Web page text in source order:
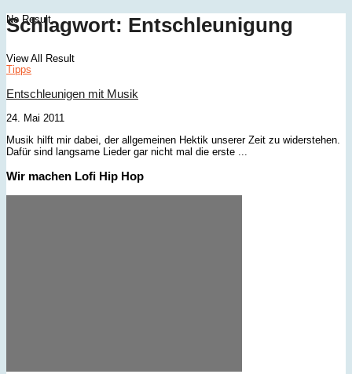
No Result
View All Result
Schlagwort: Entschleunigung
Tipps
Entschleunigen mit Musik
24. Mai 2011
Musik hilft mir dabei, der allgemeinen Hektik unserer Zeit zu widerstehen.
Dafür sind langsame Lieder gar nicht mal die erste ...
Wir machen Lofi Hip Hop